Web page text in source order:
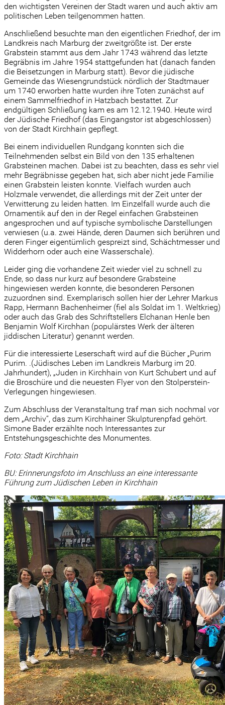
den wichtigsten Vereinen der Stadt waren und auch aktiv am
politischen Leben teilgenommen hatten.
Anschließend besuchte man den eigentlichen Friedhof, der im
Landkreis nach Marburg der zweitgrößte ist. Der erste
Grabstein stammt aus dem Jahr 1743 während das letzte
Begräbnis im Jahre 1954 stattgefunden hat (danach fanden
die Beisetzungen in Marburg statt). Bevor die jüdische
Gemeinde das Wiesengrundstück nördlich der Stadtmauer
um 1740 erworben hatte wurden ihre Toten zunächst auf
einem Sammelfriedhof in Hatzbach bestattet. Zur
endgültigen Schließung kam es am 12.12.1940. Heute wird
der Jüdische Friedhof (das Eingangstor ist abgeschlossen)
von der Stadt Kirchhain gepflegt.
Bei einem individuellen Rundgang konnten sich die
Teilnehmenden selbst ein Bild von den 135 erhaltenen
Grabsteinen machen. Dabei ist zu beachten, dass es sehr viel
mehr Begräbnisse gegeben hat, sich aber nicht jede Familie
einen Grabstein leisten konnte. Vielfach wurden auch
Holzmale verwendet, die allerdings mit der Zeit unter der
Verwitterung zu leiden hatten. Im Einzelfall wurde auch die
Ornamentik auf den in der Regel einfachen Grabsteinen
angesprochen und auf typische symbolische Darstellungen
verwiesen (u.a. zwei Hände, deren Daumen sich berühren und
deren Finger eigentümlich gespreizt sind, Schächtmesser und
Widderhorn oder auch eine Wasserschale).
Leider ging die vorhandene Zeit wieder viel zu schnell zu
Ende, so dass nur kurz auf besondere Grabsteine
hingewiesen werden konnte, die besonderen Personen
zuzuordnen sind. Exemplarisch sollen hier der Lehrer Markus
Rapp, Hermann Bachenheimer (fiel als Soldat im 1. Weltkrieg)
oder auch das Grab des Schriftstellers Elchanan Henle ben
Benjamin Wolf Kirchhan (populärstes Werk der älteren
jiddischen Literatur) genannt werden.
Für die interessierte Leserschaft wird auf die Bücher „Purim
Purim. .(Jüdisches Leben im Landkreis Marburg im 20.
Jahrhundert), „Juden in Kirchhain von Kurt Schubert und auf
die Broschüre und die neuesten Flyer von den Stolperstein-
Verlegungen hingewiesen.
Zum Abschluss der Veranstaltung traf man sich nochmal vor
dem „Archiv“, das zum Kirchhainer Skulpturenpfad gehört.
Simone Bader erzählte noch Interessantes zur
Entstehungsgeschichte des Monumentes.
Foto: Stadt Kirchhain
BU: Erinnerungsfoto im Anschluss an eine interessante
Führung zum Jüdischen Leben in Kirchhain